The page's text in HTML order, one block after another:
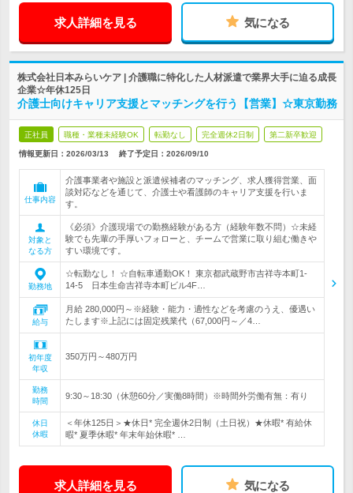
求人詳細を見る 気になる
株式会社日本みらいケア | 介護職に特化した人材派遣で業界大手に迫る成長
企業☆年休125日
介護士向けキャリア支援とマッチングを行う【営業】☆東京勤務
正社員 職種・業種未経験OK 転勤なし 完全週休2日制 第二新卒歓迎
情報更新日：2026/03/13 終了予定日： 2026/09/10
仕事内容
介護事業者や施設と派遣候補者のマッチング、求人獲得営業、面
談対応などを通じて、介護士や看護師のキャリア支援を行いま
す。
対象と
なる方
《必須》介護現場での勤務経験がある方（経験年数不問）☆未経
験でも先輩の手厚いフォローと、チームで営業に取り組む働きや
すい環境です。
勤務地
☆転勤なし！ ☆自転車通勤OK！ 東京都武蔵野市吉祥寺本町1-
14-5 日本生命吉祥寺本町ビル4F…
給与
月給 280,000円～※経験・能力・適性などを考慮のうえ、優遇い
たします※上記には固定残業代（67,000円～／4…
初年度
年収
350万円～480万円
勤務
時間
9:30～18:30（休憩60分／実働8時間）※時間外労働有無：有り
休日
休暇
＜年休125日＞★休日* 完全週休2日制（土日祝）★休暇* 有給休
暇* 夏季休暇* 年末年始休暇* …
求人詳細を見る 気になる